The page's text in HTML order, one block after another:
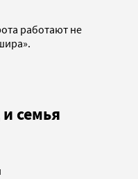
работают не
семья